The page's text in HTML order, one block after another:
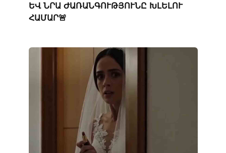
ԵՎ ՆՐԱ ԺԱՌԱՆԳՈՒԹՅՈՒՆԸ ԽԼԵԼՈՒ
ՀԱՄԱՐ🚨